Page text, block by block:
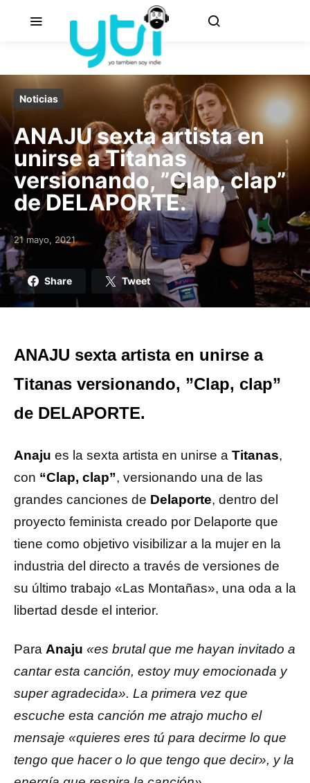
Noticias
ANAJU sexta artista en
unirse a Titanas
versionando, ”Clap, clap”
de DELAPORTE.
Posted on
21 mayo, 2021
Share Tweet
ANAJU sexta artista en unirse a
Titanas versionando, ”Clap, clap”
de DELAPORTE.
Anaju es la sexta artista en unirse a Titanas,
con “Clap, clap”, versionando una de las
grandes canciones de Delaporte, dentro del
proyecto feminista creado por Delaporte que
tiene como objetivo visibilizar a la mujer en la
industria del directo a través de versiones de
su último trabajo «Las Montañas», una oda a la
libertad desde el interior.
Para Anaju «es brutal que me hayan invitado a
cantar esta canción, estoy muy emocionada y
super agradecida». La primera vez que
escuche esta canción me atrajo mucho el
mensaje «quieres eres tú para decirme lo que
tengo que hacer o lo que tengo que decir», y la